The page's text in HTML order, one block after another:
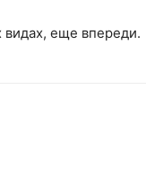
видах, еще впереди.